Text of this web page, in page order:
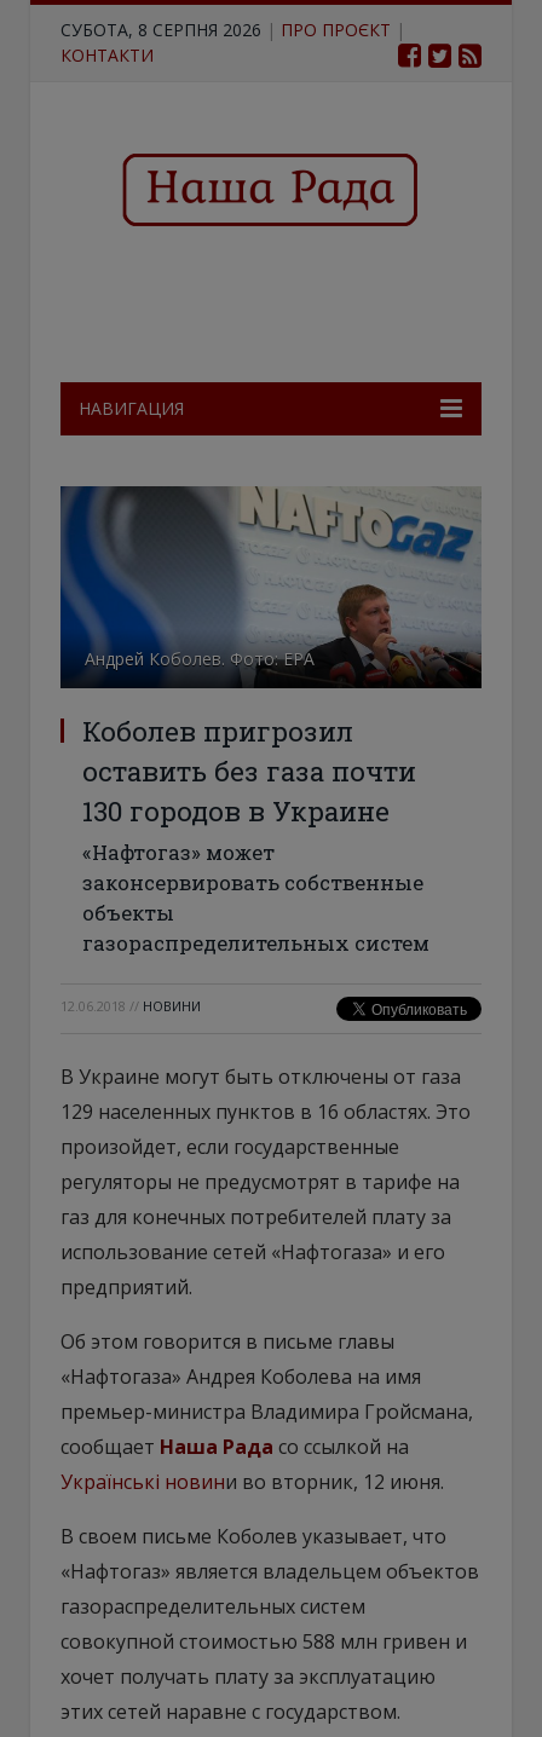
СУБОТА, 8 СЕРПНЯ 2026 | ПРО ПРОЄКТ |
КОНТАКТИ
НАВИГАЦИЯ
Андрей Коболев. Фото: ЕРА
Коболев пригрозил
оставить без газа почти
130 городов в Украине
«Нафтогаз» может
законcервировать собственные
объекты
газораспределительных систем
12.06.2018 // НОВИНИ
В Украине могут быть отключены от газа
129 населенных пунктов в 16 областях. Это
произойдет, если государственные
регуляторы не предусмотрят в тарифе на
газ для конечных потребителей плату за
использование сетей «Нафтогаза» и его
предприятий.
Об этом говорится в письме главы
«Нафтогаза» Андрея Коболева на имя
премьер-министра Владимира Гройсмана,
сообщает Наша Рада со ссылкой на
Українські новини во вторник, 12 июня.
В своем письме Коболев указывает, что
«Нафтогаз» является владельцем объектов
газораспределительных систем
совокупной стоимостью 588 млн гривен и
хочет получать плату за эксплуатацию
этих сетей наравне с государством.